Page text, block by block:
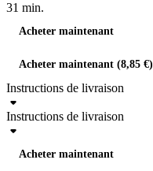
31 min.
Acheter maintenant
Acheter maintenant (8,85 €)
Instructions de livraison
Instructions de livraison
Acheter maintenant